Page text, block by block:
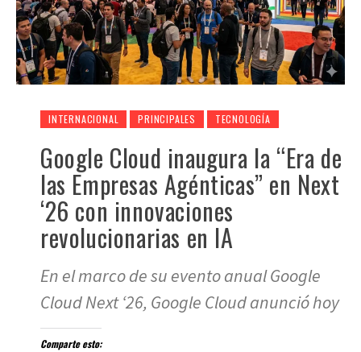
INTERNACIONAL PRINCIPALES TECNOLOGÍA
Google Cloud inaugura la “Era de
las Empresas Agénticas” en Next
‘26 con innovaciones
revolucionarias en IA
En el marco de su evento anual Google
Cloud Next ‘26, Google Cloud anunció hoy
Comparte esto: